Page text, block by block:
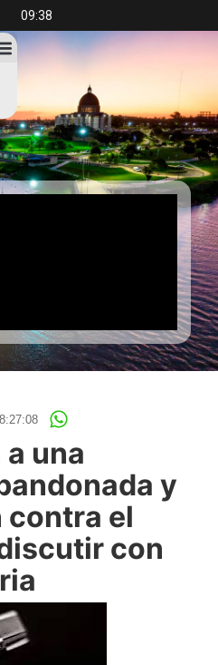
09:38
una
y
contra el
con